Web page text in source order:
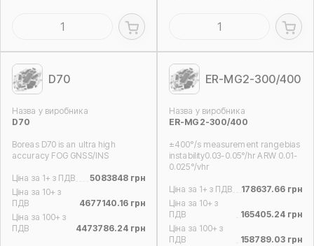
D70
Назва у виробника
D70
Boreas D70 is an ultra high
accuracy FOG GNSS/INS
Ціна за 1+ з ПДВ
5083848 грн
Ціна за 10+ з
ПДВ
4677140.16 грн
Ціна за 100+ з
ПДВ
4473786.24 грн
ER-MG2-300/400
Назва у виробника
ER-MG2-300/400
±400°/s measurement rangebias
instability0.03-0.05°/hr ARW 0.01-
0.025°/vhr
Ціна за 1+ з ПДВ
178637.66 грн
Ціна за 10+ з
ПДВ
165405.24 грн
Ціна за 100+ з
ПДВ
158789.03 грн